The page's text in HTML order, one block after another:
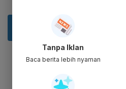
Tanpa Iklan
Baca berita lebih nyaman